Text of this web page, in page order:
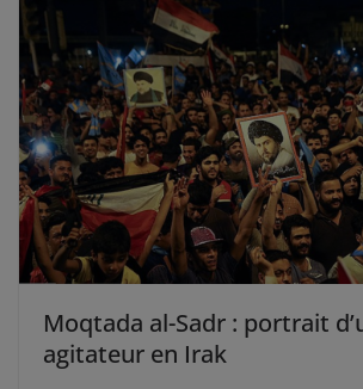
Moqtada al-Sadr : portrait
agitateur en Irak